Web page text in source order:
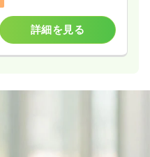
詳細を見る